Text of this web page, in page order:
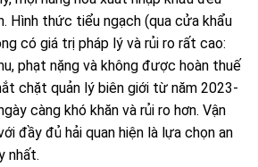
Hình thức tiểu ngạch (qua cửa khẩu
có giá trị pháp lý và rủi ro rất cao:
phạt nặng và không được hoàn thuế
chặt quản lý biên giới từ năm 2023-
càng khó khăn và rủi ro hơn. Vận
đầy đủ hải quan hiện là lựa chọn an
nhất.